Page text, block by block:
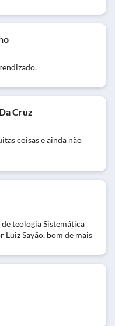
Cruz
coisas e ainda não
teologia Sistemática
Sayão, bom de mais